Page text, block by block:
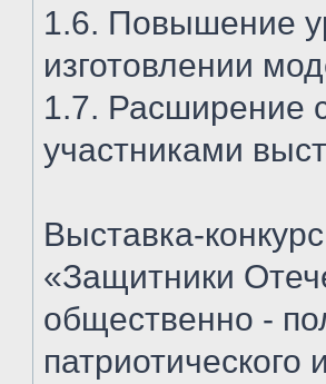
1.6. Повышение
изготовлении
1.7. Расширение
участниками
Выставка-
«Защитники
общественно -